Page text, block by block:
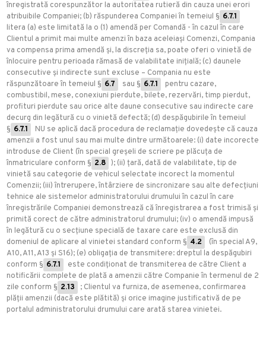
înregistrată corespunzător la autoritatea rutieră din cauza unei erori
atribuibile Companiei; (b) răspunderea Companiei în temeiul § 6.7.1
litera (a) este limitată la o (1) amendă per Comandă - în cazul în care
Clientul a primit mai multe amenzi în baza aceleiași Comenzi, Compania
va compensa prima amendă și, la discreția sa, poate oferi o vinietă de
înlocuire pentru perioada rămasă de valabilitate inițială; (c) daunele
consecutive și indirecte sunt excluse – Compania nu este
răspunzătoare în temeiul § 6.7 sau § 6.7.1
pentru cazare,
combustibil, mese, conexiuni pierdute, bilete, rezervări, timp pierdut,
profituri pierdute sau orice alte daune consecutive sau indirecte care
decurg din legătură cu o vinietă defectă; (d) despăgubirile în temeiul
§ 6.7.1
NU se aplică dacă procedura de reclamație dovedește că cauza
amenzii a fost unul sau mai multe dintre următoarele: (i) date incorecte
introduse de Client (în special greșeli de scriere pe plăcuța de
înmatriculare conform § 2.8 ); (ii) țară, dată de valabilitate, tip de
vinietă sau categorie de vehicul selectate incorect la momentul
Comenzii; (iii) întrerupere, întârziere de sincronizare sau alte defecțiuni
tehnice ale sistemelor administratorului drumului în cazul în care
înregistrările Companiei demonstrează că înregistrarea a fost trimisă și
primită corect de către administratorul drumului; (iv) o amendă impusă
în legătură cu o secțiune specială de taxare care este exclusă din
domeniul de aplicare al vinietei standard conform § 4.2
(în special A9,
A10, A11, A13 și S16); (e) obligația de transmitere: dreptul la despăgubiri
conform § 6.7.1
este condiționat de transmiterea de către Client a
notificării complete de plată a amenzii către Companie în termenul de 2
zile conform § 2.13
; Clientul va furniza, de asemenea, confirmarea
plății amenzii (dacă este plătită) și orice imagine justificativă de pe
portalul administratorului drumului care arată starea vinietei.